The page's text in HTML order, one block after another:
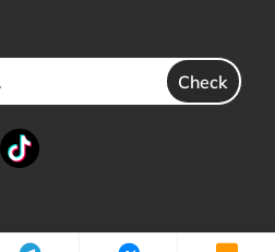
Check